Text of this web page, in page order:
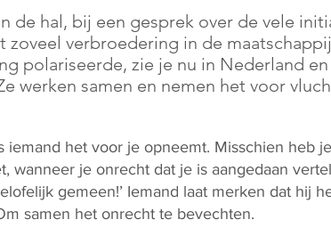
de hal, bij een gesprek over de vele
zoveel verbroedering in de
polariseerde, zie je nu in Nederland
werken samen en nemen het voor
iemand het voor je opneemt. Misschien heb
wanneer je onrecht dat je is aangedaan
gemeen!’ Iemand laat merken dat hij
samen het onrecht te bevechten.